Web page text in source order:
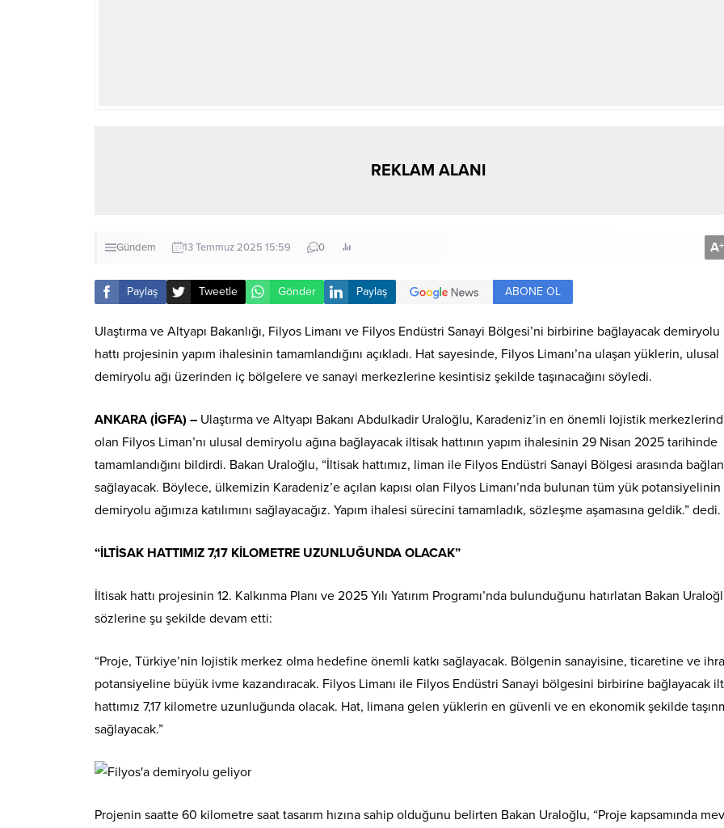
REKLAM ALANI
Gündem 13 Temmuz 2025 15:59 0 A+
Paylaş Tweetle Gönder Paylaş ABONE OL
Ulaştırma ve Altyapı Bakanlığı, Filyos Limanı ve Filyos Endüstri Sanayi Bölgesi’ni birbirine bağlayacak
hattı projesinin yapım ihalesinin tamamlandığını açıkladı. Hat sayesinde, Filyos Limanı’na ulaşan yüklerin, ulusal
demiryolu ağı üzerinden iç bölgelere ve sanayi merkezlerine kesintisiz şekilde taşınacağını söyledi.
ANKARA (İGFA) – Ulaştırma ve Altyapı Bakanı Abdulkadir Uraloğlu, Karadeniz’in en önemli lojistik
olan Filyos Liman’nı ulusal demiryolu ağına bağlayacak iltisak hattının yapım ihalesinin 29 Nisan 2025 tarihinde
tamamlandığını bildirdi. Bakan Uraloğlu, “İltisak hattımız, liman ile Filyos Endüstri Sanayi Bölgesi arasında
sağlayacak. Böylece, ülkemizin Karadeniz’e açılan kapısı olan Filyos Limanı’nda bulunan tüm yük
demiryolu ağımıza katılımını sağlayacağız. Yapım ihalesi sürecini tamamladık, sözleşme aşamasına geldik.” dedi.
“İLTİSAK HATTIMIZ 7,17 KİLOMETRE UZUNLUĞUNDA OLACAK”
İltisak hattı projesinin 12. Kalkınma Planı ve 2025 Yılı Yatırım Programı’nda bulunduğunu hatırlatan Bakan
sözlerine şu şekilde devam etti:
“Proje, Türkiye’nin lojistik merkez olma hedefine önemli katkı sağlayacak. Bölgenin sanayisine, ticaretine ve
potansiyeline büyük ivme kazandıracak. Filyos Limanı ile Filyos Endüstri Sanayi bölgesini birbirine bağlayacak
hattımız 7,17 kilometre uzunluğunda olacak. Hat, limana gelen yüklerin en güvenli ve en ekonomik şekilde
sağlayacak.”
Projenin saatte 60 kilometre saat tasarım hızına sahip olduğunu belirten Bakan Uraloğlu, “Proje kapsamında